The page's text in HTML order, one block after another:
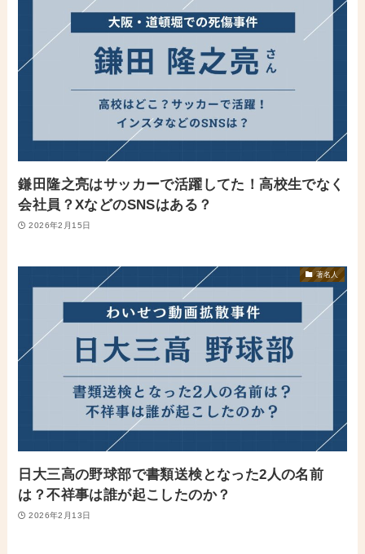
鎌田隆之亮はサッカーで活躍してた！高校生でなく
会社員？XなどのSNSはある？
2026年2月15日
著名人
日大三高の野球部で書類送検となった2人の名前
は？不祥事は誰が起こしたのか？
2026年2月13日